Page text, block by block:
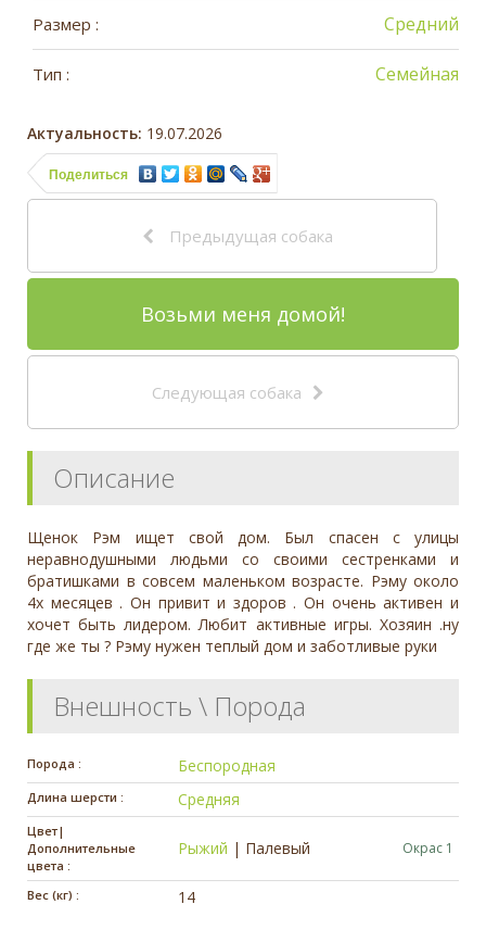
Размер : Средний
Тип : Семейная
Актуальность: 19.07.2026
Поделиться
Предыдущая собака
Возьми меня домой!
Следующая собака
Описание
Щенок Рэм ищет свой дом. Был спасен с улицы
неравнодушными людьми со своими сестренками и
братишками в совсем маленьком возрасте. Рэму около
4х месяцев . Он привит и здоров . Он очень активен и
хочет быть лидером. Любит активные игры. Хозяин .ну
где же ты ? Рэму нужен теплый дом и заботливые руки
Внешность \ Порода
Порода : Беспородная
Длина шерсти : Средняя
Цвет|
Дополнительные
цвета :
Рыжий | Палевый Окрас 1
Вес (кг) : 14